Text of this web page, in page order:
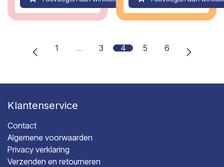
1 … 3 4 5 6
Klantenservice
Contact
Algemene voorwaarden
Privacy verklaring
Verzenden en retourneren